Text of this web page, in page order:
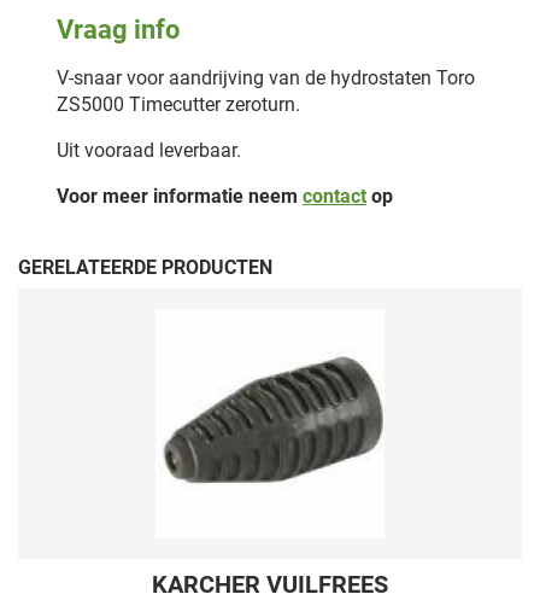
Vraag info
V-snaar voor aandrijving van de hydrostaten Toro
ZS5000 Timecutter zeroturn.
Uit vooraad leverbaar.
Voor meer informatie neem contactop
GERELATEERDE PRODUCTEN
KARCHER VUILFREES